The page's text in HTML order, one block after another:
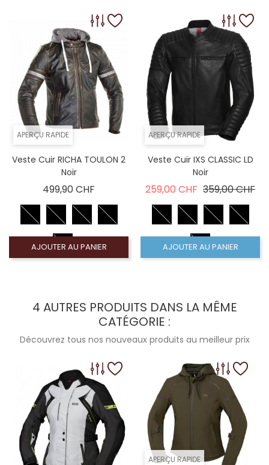
APERÇU RAPIDE
Veste Cuir RICHA TOULON 2
Noir
499,90 CHF
AJOUTER AU PANIER
APERÇU RAPIDE
Veste Cuir IXS CLASSIC LD
Noir
259,00 CHF Prix de base
359,00 CHF
AJOUTER AU PANIER
4 AUTRES PRODUITS DANS LA MÊME
CATÉGORIE :
Découvrez tous nos nouveaux produits au meilleur prix
APERÇU RAPIDE